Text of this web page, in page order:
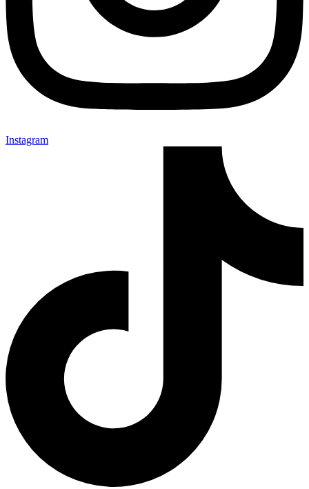
Instagram